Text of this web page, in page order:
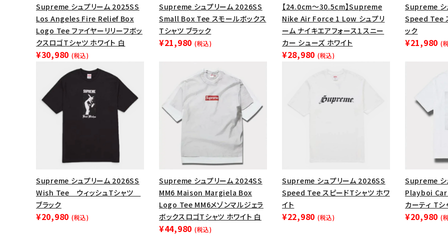
キーワードから探す
カテゴリーから探す コラボレーションブ
シーズンから探す 価格から探す
ショ
ブラックスウェッ
Supreme シュプリーム 2025SS
Los Angeles Fire Relief Box
Logo Tee ファイヤーリリーフボッ
クスロゴTシャツ ホワイト 白
¥30,980 (税込)
Supreme シュプリーム 2026SS
Small Box Tee スモールボックス
Tシャツ ブラック
¥21,980 (税込)
【24.0cm～30.5cm】Supreme
Nike Air Force 1 Low シュプリ
ーム ナイキエアフォース１スニー
カー シューズ ホワイト
¥28,980 (税込)
Supreme シ
Speed Tee
ック
¥21,980 (
Supreme シュプリーム 2026SS
Wish Tee ウィッシュTシャツ
ブラック
¥20,980 (税込)
Supreme シュプリーム 2024SS
MM6 Maison Margiela Box
Logo Tee MM6メゾンマルジェラ
ボックスロゴTシャツ ホワイト 白
¥44,980 (税込)
Supreme シュプリーム 2026SS
Speed Tee スピードTシャツ ホワ
イト
¥22,980 (税込)
Supreme シ
Playboi
カーティ Tシ
¥20,980 (